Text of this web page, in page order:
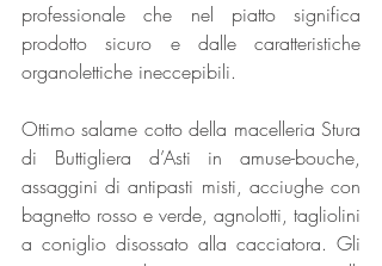
professionale che nel piatto significa
prodotto sicuro e dalle caratteristiche
organolettiche ineccepibili.
Ottimo salame cotto della macelleria Stura
di Buttigliera d’Asti in amuse-bouche,
assaggini di antipasti misti, acciughe con
bagnetto rosso e verde, agnolotti, tagliolini
a coniglio disossato alla cacciatora. Gli